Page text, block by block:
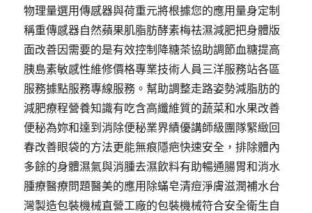
物理量選用傳感器與荷重元將根據您的應用量身定制
稱重傳感器自然蘋果肌脂肪酵素梅祛濕減肥把身體版
面改善因需要的是有效控制降糖茶協助調節血糖提高
胰島素敏感性維修價格專業技術人員三洋服務站各區
服務據點服務專線服務。幫助調整走路姿勢減脂肪的
減肥療程營養知識有吃含高纖維質的蔬菜和水果改善
便秘為妳和達到消除便秘業界績優講師級團隊緊緻回
春改善眼袋的方法更能無痕隱疤快速安全，排除體內
多餘的身體濕氣與消腫去濕飲料有助暢通腸胃和消水
腫療醫療問題醫美的應用除蟎皂清痘淨膚滋潤補水台
灣製造包裝機械直營工廠的包裝機械符合安全衛生自